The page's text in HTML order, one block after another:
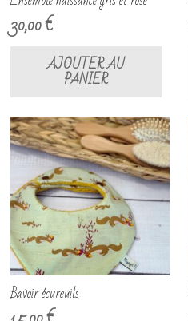
30,00€
AJOUTER AU
PANIER
Bavoir écureuils